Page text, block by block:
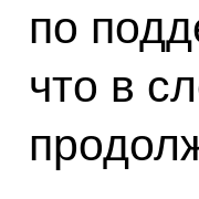
по
что в